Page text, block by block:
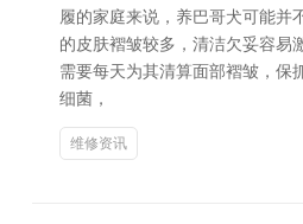
履的家庭来说，养巴哥犬可能并
的皮肤褶皱较多，清洁欠妥容易
需要每天为其清算面部褶皱，保
细菌，
维修资讯